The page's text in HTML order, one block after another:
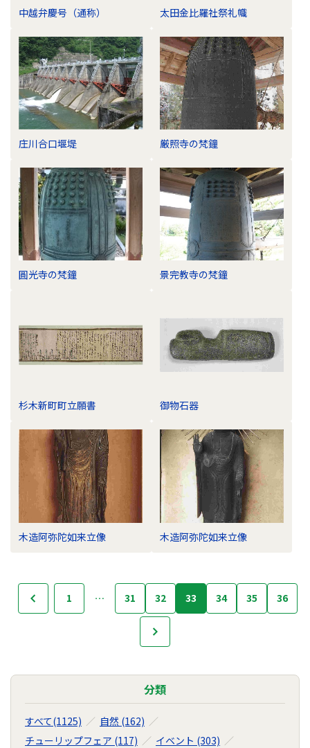
中越弁慶号（通称） 太田金比羅社祭礼幟
庄川合口堰堤 厳照寺の梵鐘
圓光寺の梵鐘 景完教寺の梵鐘
杉木新町町立願書 御物石器
木造阿弥陀如来立像 木造阿弥陀如来立像
フ
ラ
1 … 31 32 33 34 35 36
分類
すべて(1125)
自然 (162)
チューリップフェア (117)
イベント (303)